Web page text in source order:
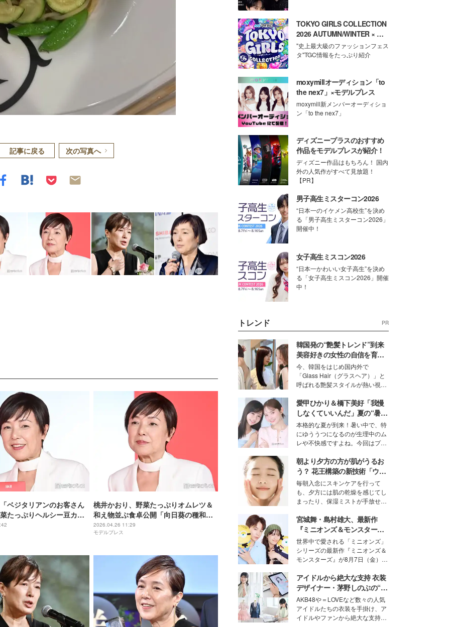
記事に戻る 次の写真へ
ベジタリアンのお客さん
たっぷりヘルシー豆カレ
ピングが最高」「こだわ
桃井かおり、野菜たっぷりオムレツ＆
和え物並ぶ食卓公開「向日葵の種和え
って初めて聞いた」「器も盛り付けも
美しい」の声
2026.04.26 11:29
モデルプレス
TOKYO GIRLS COLLECTION
2026 AUTUMN/WINTER × モ
デルプレス
"史上最大級のファッションフェス
タ"TGC情報をたっぷり紹介
moxymillオーディション「to
the nex7」×モデルプレス
moxymill新メンバーオーディショ
ン「to the nex7」
ディズニープラスのおすすめ
作品をモデルプレスが紹介！
ディズニー作品はもちろん！ 国内
外の人気作がすべて見放題！
【PR】
男子高生ミスターコン2026
“日本一のイケメン高校生”を決め
る「男子高生ミスターコン2026」
開催中！
女子高生ミスコン2026
“日本一かわいい女子高生”を決め
る「女子高生ミスコン2026」開催
中！
トレンド PR
韓国発の“艶髪トレンド”到来
美容好きの女性の自信を育む
「ヘアケア事情」って？
今、韓国をはじめ国内外で
「Glass Hair（グラスヘア）」と
呼ばれる艶髪スタイルが熱い視線
ションの完成度を高めるベースと
して、“髪そのものの美しさ”に改
めて注目する人が増えている様
子。今回は、そんな憧れの艶やか
な髪を日常で叶える、美容好きの
女性たちのヘアケア事情を紹介し
ます。
愛甲ひかり＆橋下美好「我慢
しなくていいんだ」夏の“暑さ
対策”の新しい選択肢とは？
本格的な夏が到来！暑い中で、特
にゆううつになるのが生理中のム
レや不快感ですよね。今回はプラ
モデル・愛甲ひかりさんと橋下美
好さんを迎えて本音で女子会トー
ク。猛暑のお出かけを快適に過ご
すヒントや、2人が感動した夏の
生理の新常識にも迫りました。
朝より夕方の方が肌がうるお
う？ 花王構築の新技術「ウォ
ーターキャプチャリングスキ
ン（捕水肌）」がスキンケア
の常識を変える予感
毎朝入念にスキンケアを行って
も、夕方には肌の乾燥を感じてし
まったり、保湿ミストが手放せな
な美容の常識を大きく変える可能
性を秘めた、革新的な「Water
Capturing Skin（ウォーターキャ
プチャリングスキン：捕水肌）」
技術を、花王が構築した。
宮城舞・島村雄大、最新作
『ミニオンズ＆モンスター
ズ』の魅力熱弁 ハチャメチャ
だけじゃない“友情と絆”に感
動
世界中で愛される「ミニオンズ」
シリーズの最新作『ミニオンズ＆
モンスターズ』が8月7日（金）に
ニオン好き”という共通点を持つモ
デルの宮城舞と島村雄大の特別対
談をお届け！それぞれの視点か
ら、今作ならではの魅力や予想外
の感動をもたらす奥深いストーリ
ーについて熱く語り合ってもらっ
アイドルから絶大な支持 衣装
デザイナー・茅野しのぶの“可
愛い”を作る美学＜「シチズン
クロスシー」インタビュー＞
AKB48や＝LOVEなど数々の人気
アイドルたちの衣装を手掛け、ア
イドルやファンから絶大な支持を